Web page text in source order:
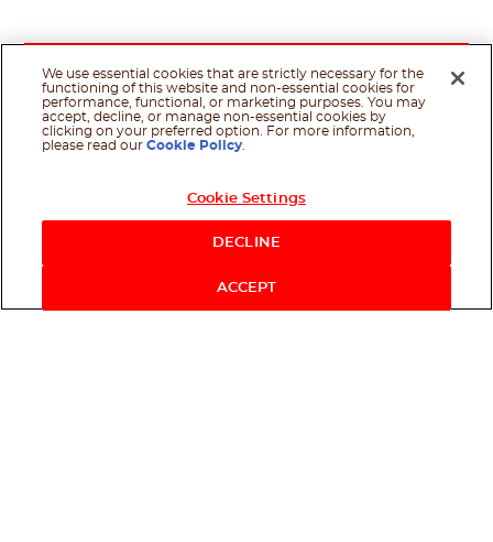
We use essential cookies that are strictly necessary for the
functioning of this website and non-essential cookies for
performance, functional, or marketing purposes. You may
accept, decline, or manage non-essential cookies by
clicking on your preferred option. For more information,
please read ourCookie Policy
Cookie Settings
DECLINE
ACCEPT